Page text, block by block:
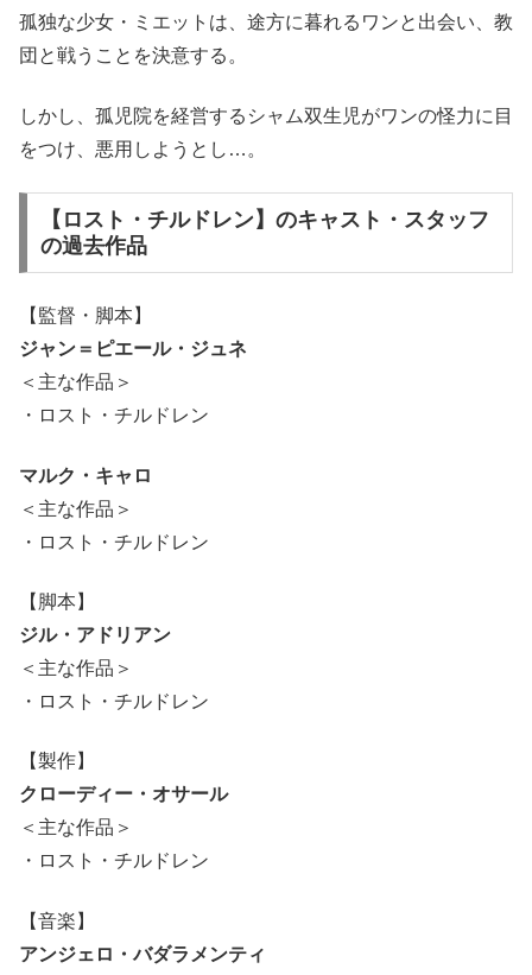
孤独な少女・ミエットは、途方に暮れるワンと出会い、教
団と戦うことを決意する。
しかし、孤児院を経営するシャム双生児がワンの怪力に目
をつけ、悪用しようとし…。
【ロスト・チルドレン】のキャスト・スタッフ
の過去作品
【監督・脚本】
ジャン＝ピエール・ジュネ
＜主な作品＞
・ロスト・チルドレン
マルク・キャロ
＜主な作品＞
・ロスト・チルドレン
【脚本】
ジル・アドリアン
＜主な作品＞
・ロスト・チルドレン
【製作】
クローディー・オサール
＜主な作品＞
・ロスト・チルドレン
【音楽】
アンジェロ・バダラメンティ